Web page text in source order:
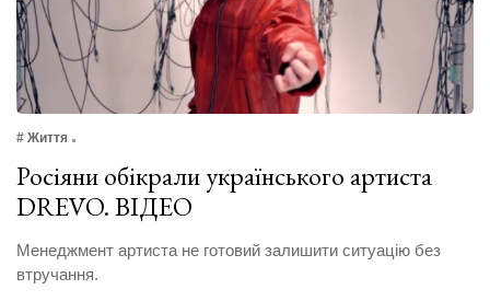
# Життя
Росіяни обікрали українського артиста
DREVO. ВІДЕО
Менеджмент артиста не готовий залишити ситуацію без
втручання.